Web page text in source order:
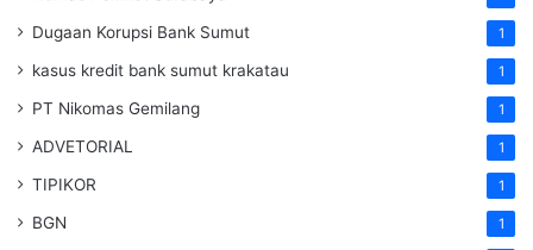
Dugaan Korupsi Bank Sumut 1
kasus kredit bank sumut krakatau 1
PT Nikomas Gemilang 1
ADVETORIAL 1
TIPIKOR 1
BGN 1